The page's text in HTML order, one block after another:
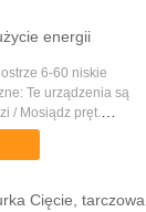
energii
6-60 niskie
Te urządzenia są
/ Mosiądz pręt.
cięcia: -od
Cięcie, tarczowa